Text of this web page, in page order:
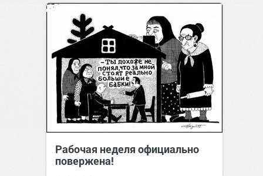
Рабочая неделя официально
повержена!